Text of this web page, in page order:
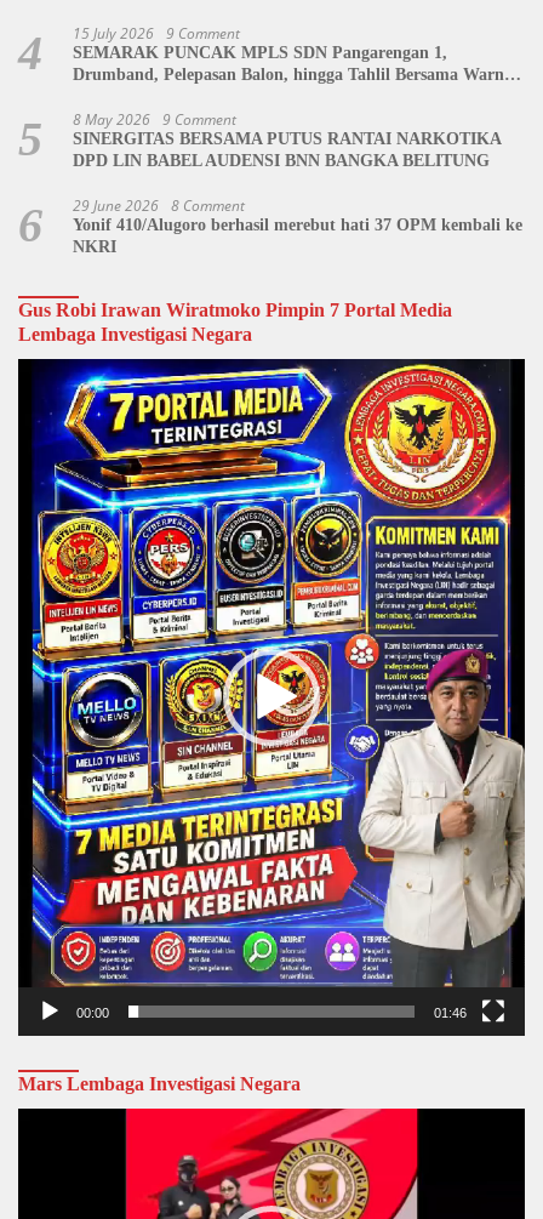
4 15 July 2026 9 Comment
SEMARAK PUNCAK MPLS SDN Pangarengan 1,
Drumband, Pelepasan Balon, hingga Tahlil Bersama Warnai
5 8 May 2026 9 Comment
SINERGITAS BERSAMA PUTUS RANTAI NARKOTIKA
DPD LIN BABEL AUDENSI BNN BANGKA BELITUNG
6 29 June 2026 8 Comment
Yonif 410/Alugoro berhasil merebut hati 37 OPM kembali ke
NKRI
Gus Robi Irawan Wiratmoko Pimpin 7 Portal Media
Lembaga Investigasi Negara
Video
Player
00:00 01:46
Mars Lembaga Investigasi Negara